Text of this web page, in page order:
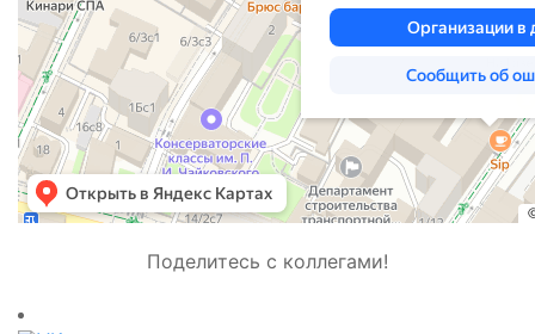
Поделитесь с коллегами!